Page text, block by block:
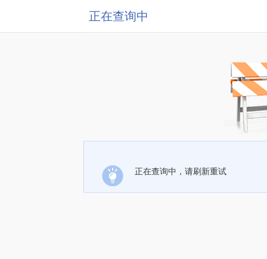
正在查询中
正在查询中，请刷新重试